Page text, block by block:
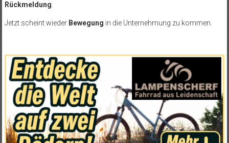
Rückmeldung.
Jetzt scheint wieder Bewegung in die Unternehmung zu kommen.